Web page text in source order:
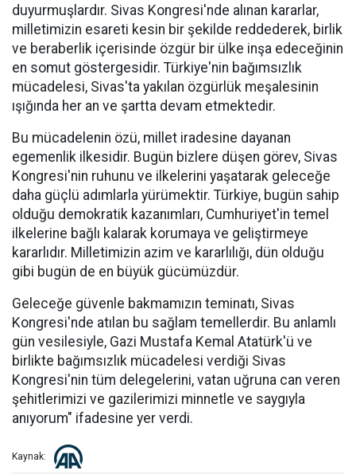
duyurmuşlardır. Sivas Kongresi'nde alınan kararlar,
milletimizin esareti kesin bir şekilde reddederek, birlik
ve beraberlik içerisinde özgür bir ülke inşa edeceğinin
en somut göstergesidir. Türkiye'nin bağımsızlık
mücadelesi, Sivas'ta yakılan özgürlük meşalesinin
ışığında her an ve şartta devam etmektedir.
Bu mücadelenin özü, millet iradesine dayanan
egemenlik ilkesidir. Bugün bizlere düşen görev, Sivas
Kongresi'nin ruhunu ve ilkelerini yaşatarak geleceğe
daha güçlü adımlarla yürümektir. Türkiye, bugün sahip
olduğu demokratik kazanımları, Cumhuriyet'in temel
ilkelerine bağlı kalarak korumaya ve geliştirmeye
kararlıdır. Milletimizin azim ve kararlılığı, dün olduğu
gibi bugün de en büyük gücümüzdür.
Geleceğe güvenle bakmamızın teminatı, Sivas
Kongresi'nde atılan bu sağlam temellerdir. Bu anlamlı
gün vesilesiyle, Gazi Mustafa Kemal Atatürk'ü ve
birlikte bağımsızlık mücadelesi verdiği Sivas
Kongresi'nin tüm delegelerini, vatan uğruna can veren
şehitlerimizi ve gazilerimizi minnetle ve saygıyla
anıyorum" ifadesine yer verdi.
Kaynak: